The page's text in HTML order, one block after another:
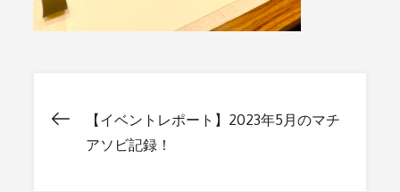
投 【イベントレポート】2023年5月のマチ
アソビ記録！